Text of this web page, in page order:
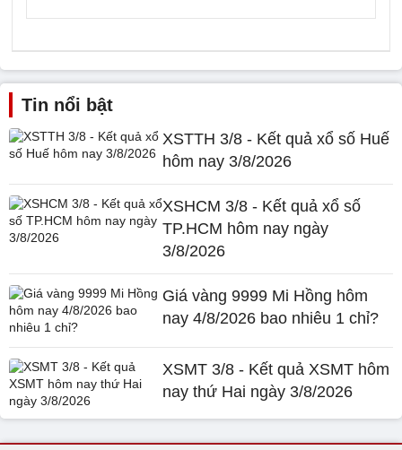
Tin nổi bật
XSTTH 3/8 - Kết quả xổ số Huế
hôm nay 3/8/2026
XSHCM 3/8 - Kết quả xổ số
TP.HCM hôm nay ngày
3/8/2026
Giá vàng 9999 Mi Hồng hôm
nay 4/8/2026 bao nhiêu 1 chỉ?
XSMT 3/8 - Kết quả XSMT hôm
nay thứ Hai ngày 3/8/2026